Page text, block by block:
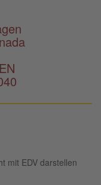
mit EDV darstellen